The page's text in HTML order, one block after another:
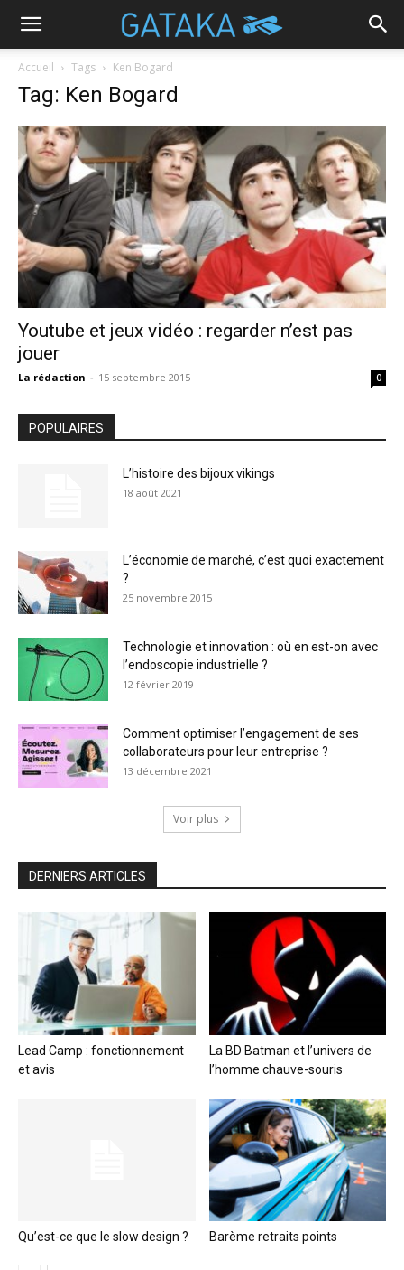
Accueil Tags Ken Bogard
Tag: Ken Bogard
Youtube et jeux vidéo : regarder n’est pas
jouer
La rédaction - 15 septembre 2015 0
POPULAIRES
L’histoire des bijoux vikings
18 août 2021
L’économie de marché, c’est quoi exactement
?
25 novembre 2015
Technologie et innovation : où en est-on avec
l’endoscopie industrielle ?
12 février 2019
Comment optimiser l’engagement de ses
collaborateurs pour leur entreprise ?
13 décembre 2021
Voir plus
DERNIERS ARTICLES
Lead Camp : fonctionnement
et avis
La BD Batman et l’univers de
l’homme chauve-souris
Qu’est-ce que le slow design ? Barème retraits points